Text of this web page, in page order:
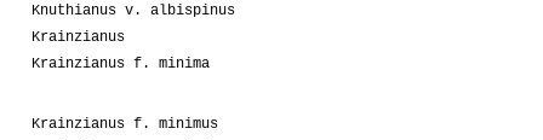
Knuthianus v. albispinus
Krainzianus
Krainzianus f. minima
Krainzianus f. minimus